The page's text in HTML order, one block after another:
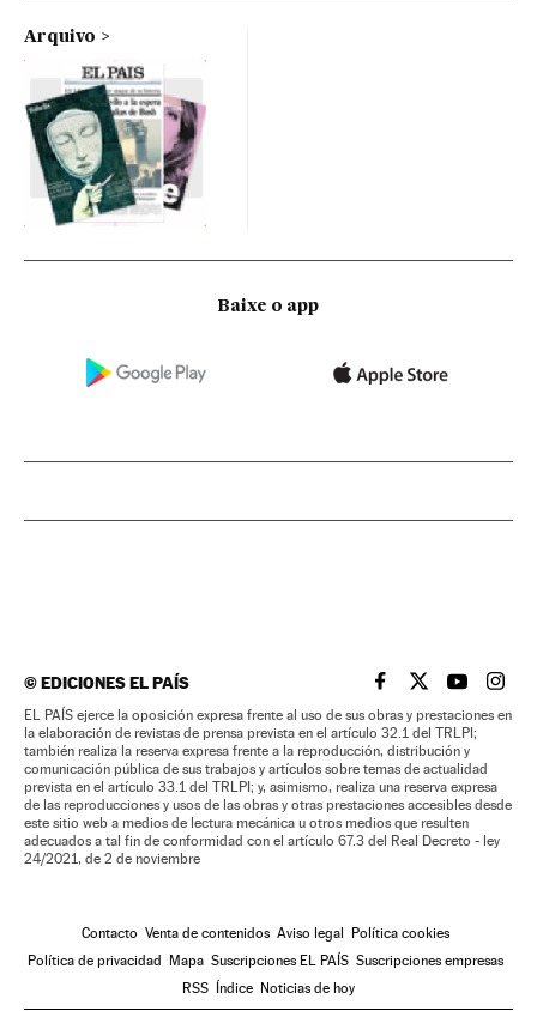
Arquivo
Baixe o app
©EDICIONES EL PAÍS EL PAÍS BRASIL EN
EL PAÍSEL PAÍS
EL
EL PAÍS ejerce la oposición expresa frente al uso de sus obras y prestaciones en
la elaboración de revistas de prensa prevista en el artículo 32.1 del TRLPI;
también realiza la reserva expresa frente a la reproducción, distribución y
comunicación pública de sus trabajos y artículos sobre temas de actualidad
prevista en el artículo 33.1 del TRLPI; y, asimismo, realiza una reserva expresa
de las reproducciones y usos de las obras y otras prestaciones accesibles desde
este sitio web a medios de lectura mecánica u otros medios que resulten
adecuados a tal fin de conformidad con el artículo 67.3 del Real Decreto - ley
24/2021, de 2 de noviembre
Contacto Venta de contenidos Aviso legal Política cookies
Política de privacidad Mapa Suscripciones EL PAÍS Suscripciones empresas
RSS Índice Noticias de hoy